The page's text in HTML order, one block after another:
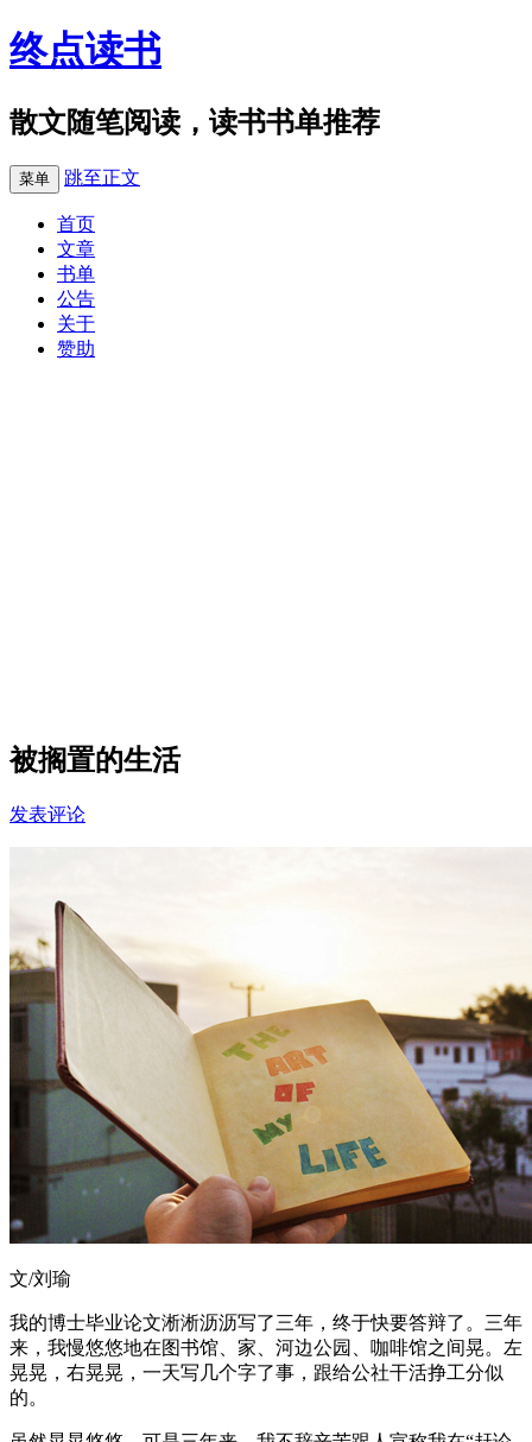
终点读书
散文随笔阅读，读书书单推荐
菜单 跳至正文
首页
文章
书单
公告
关于
赞助
被搁置的生活
发表评论
文/刘瑜
我的博士毕业论文淅淅沥沥写了三年，终于快要答辩了。三年
来，我慢悠悠地在图书馆、家、河边公园、咖啡馆之间晃。左
晃晃，右晃晃，一天写几个字了事，跟给公社干活挣工分似
的。